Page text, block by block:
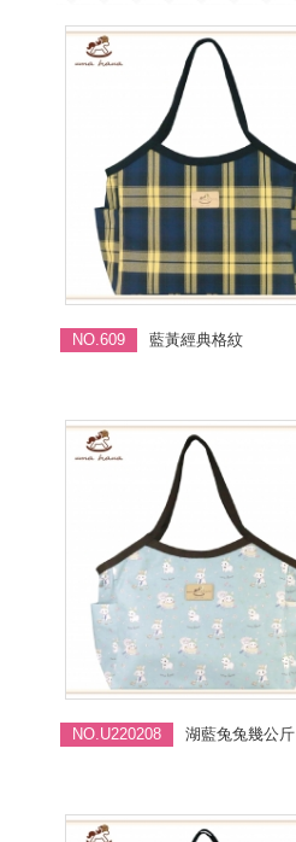
NO.609 藍黃經典格紋
NO.U220208 湖藍兔兔幾公斤